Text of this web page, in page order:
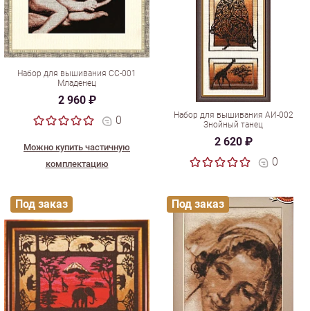
Набор для вышивания СС-001
Младенец
2 960 ₽
0
Можно купить частичную
комплектацию
Набор для вышивания АИ-002
Знойный танец
2 620 ₽
0
Под заказ Под заказ